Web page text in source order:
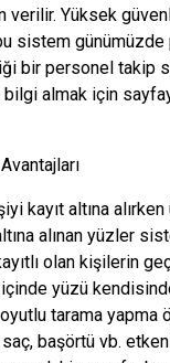
verilir. Yüksek
sistem
bir personel takip
bilgi almak için
kayıt altına
alınan yüzler
olan kişilerin
yüzü
tarama yapma
saç, başörtü vb.